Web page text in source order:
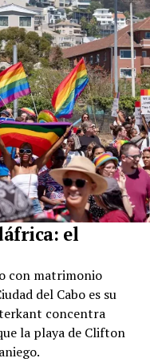
el
con matrimonio
del Cabo es su
concentra
la playa de Clifton